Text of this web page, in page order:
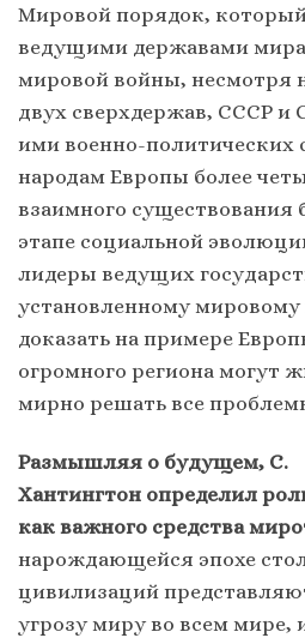
Мировой порядок,
ведущими державами
мировой войны, несмотря
двух сверхдержав, СССР
ими военно-политических
народам Европы более
взаимного существования
этапе социальной
лидеры ведущих
установленному
доказать на примере
огромного региона могут
мирно решать все
Размышляя о будущем, С.
Хантингтон определил
как важного средства
нарождающейся эпохе
цивилизаций
угрозу миру во всем